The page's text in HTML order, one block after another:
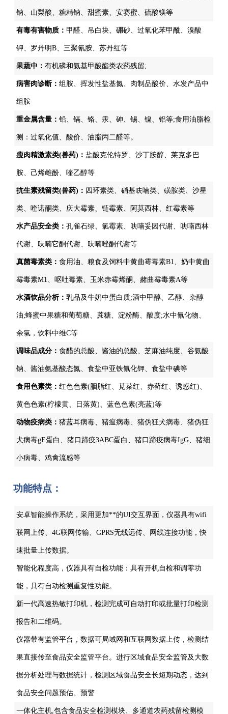
钠、山梨酸、糖精钠、甜蜜素、安赛蜜、硫酸镁等
有毒有害物质： 甲醛、吊白块、硼砂、过氧化苯甲酰、溴酸
钾、罗丹明B、三聚氰胺、苏丹红等
果蔬中：有机磷和氨基甲酸酯类农药残留;
病害肉诊断：组胺、挥发性盐基氮、肉制品酸价、水发产品中
组胺
重金属含量：铅、镉、铬、汞、砷、锡、镍、铝等;食用油脂检
测：过氧化值、酸价、油脂丙二醛等。
瘦肉精激素类(兽药)：盐酸克伦特罗、沙丁胺醇、莱克多巴
胺、己烯雌酚、喹乙醇等
抗生素残留类(兽药)： 四环素类、硝基呋喃类、磺胺类、沙星
类、喹诺酮类、庆大霉素、链霉素、阿莫西林、红霉素等
水产品安全类：孔雀石绿、氯霉素、呋喃妥因代谢、呋喃西林
代谢、呋喃它酮代谢、呋喃唑酮代谢等
真菌毒素类：食用油、粮食及饲料中黄曲霉毒素B1、奶中黄曲
霉毒素M1、呕吐毒素、玉米赤霉烯酮、赭曲霉毒素A等
水酒饮品分析：乳品及牛奶中蛋白质;酒中甲醇、乙醇、杂醇
油;蜂蜜中果糖和葡萄糖、蔗糖、淀粉酶、酸度;水中氰化物、
余氯，饮料中维C等
调味品成分：食醋的总酸、酱油的总酸、芝麻油纯度、谷氨酸
钠、酱油氨基酸态氮、食盐中亚铁氰化钾、食盐中碘等
食用色素类：红色色素(胭脂红、苋菜红、赤藓红、诱惑红)、
黄色色素(柠檬黄、日落黄)、蓝色色素(亮蓝)等
动物疫病类：猪蓝耳病毒、猪瘟病毒、猪伪狂犬病毒、猪伪狂
犬病毒gE蛋白、猪口蹄疫3ABC蛋白、猪口蹄疫病毒IgG、猪细
小病毒、鸡禽流感等
功能特点：
安卓智能操作系统，采用更加**的UI交互界面，仪器具有wifi
联网上传、4G联网传输、GPRS无线远传、网线连接功能，快
速批量上传数据。
智能化程度高，仪器具有自检功能：具有开机自检和调零功
能，具有自动检测重复性功能。
新一代高速热敏打印机，检测完成可自动打印或批量打印检测
报告和二维码。
仪器带有监管平台，数据可局域网和互联网数据上传，检测结
果直接传至食品安全监管平台。进行区域食品安全监管及大数
据分析处理与数据统计，检测区域食品安全长短期动态，达到
食品安全问题预估、预警
一体化主机,包含食品安全检测模块、多通道农药残留检测模